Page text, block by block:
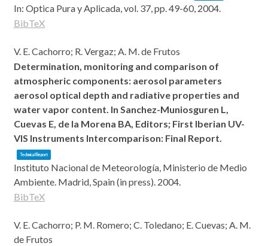
In: Optica Pura y Aplicada,vol. 37,pp. 49-60, 2004.
BibTeX
V. E. Cachorro; R. Vergaz; A. M. de Frutos
Determination, monitoring and comparison of
atmospheric components: aerosol parameters
aerosol optical depth and radiative properties and
water vapor content. In Sanchez-Muniosguren L,
Cuevas E, de la Morena BA, Editors; First Iberian UV-
VIS Instruments Intercomparison: Final Report.
Technical Report
Instituto Nacional de Meteorología, Ministerio de Medio
Ambiente. Madrid, Spain (in press). 2004.
BibTeX
V. E. Cachorro; P. M. Romero; C. Toledano; E. Cuevas; A. M.
de Frutos